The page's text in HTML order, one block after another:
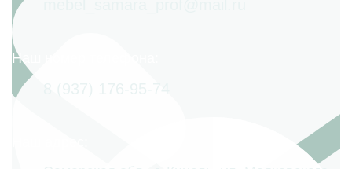
Наш номер телефона: